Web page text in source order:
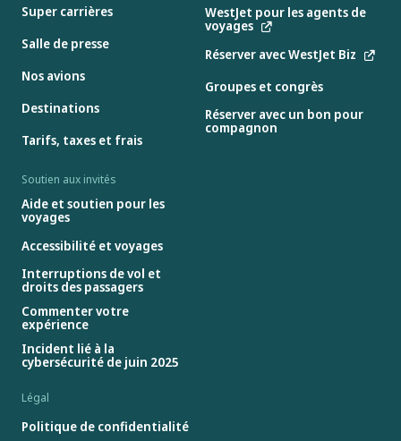
Super carrières
Salle de presse
Nos avions
Destinations
Tarifs, taxes et frais
WestJet pour les agents de
voyages
Réserver avec WestJet Biz
Groupes et congrès
Réserver avec un bon pour
compagnon
Soutien aux invités
Aide et soutien pour les
voyages
Accessibilité et voyages
Interruptions de vol et
droits des passagers
Commenter votre
expérience
Incident lié à la
cybersécurité de juin 2025
Légal
Politique de confidentialité